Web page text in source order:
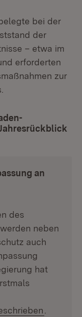
bei der
der
– etwa im
erforderten
zur
an
des
neben
auch
hat